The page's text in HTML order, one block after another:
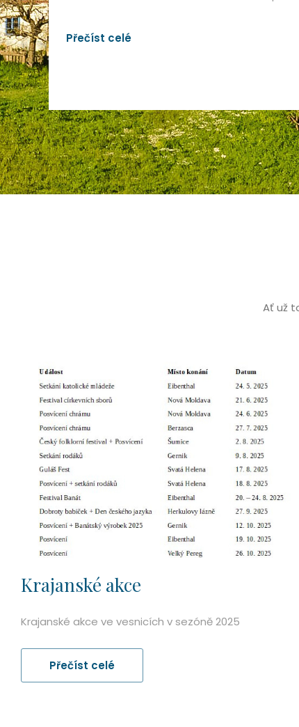
Přečíst celé
Ať už
Krajanské akce
Krajanské akce ve vesnicích v sezóně 2025
Přečíst celé